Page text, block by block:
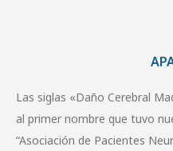
Las siglas «Daño Cerebral
al primer nombre que tuvo
“Asociación de Pacientes